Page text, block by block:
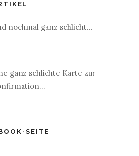
nochmal ganz schlicht...
ganz schlichte Karte zur
SEITE